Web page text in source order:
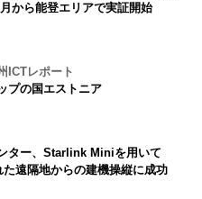
から能登エリアで実証開始
ICTレポート
プの国エストニア
ター、Starlink Miniを用いて
遠隔地からの建機操縦に成功